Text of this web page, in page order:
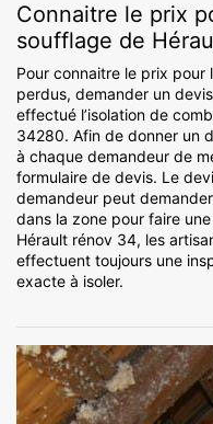
Connaitre le prix
soufflage de
Pour connaitre le prix pour
perdus, demander un
effectué l’isolation de
34280. Afin de donner un
à chaque demandeur de
formulaire de devis. Le
demandeur peut
dans la zone pour faire
Hérault rénov 34, les
effectuent toujours une
exacte à isoler.